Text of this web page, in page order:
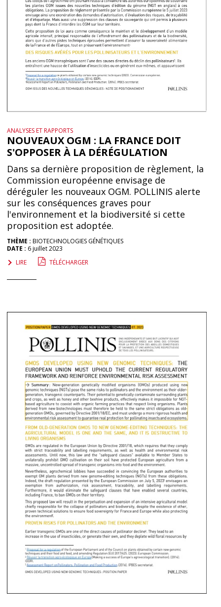
ANALYSES ET RAPPORTS
NOUVEAUX OGM : LA FRANCE DOIT
S'OPPOSER À LA DÉRÉGULATION
Dans sa dernière proposition de règlement, la
Commission européenne envisage de
déréguler les nouveaux OGM. POLLINIS alerte
sur les conséquences graves pour
l'environnement et la biodiversité si cette
proposition est adoptée.
THÈME : BIOTECHNOLOGIES GÉNÉTIQUES
DATE : 6 juillet 2023
LIRE
TÉLÉCHARGER